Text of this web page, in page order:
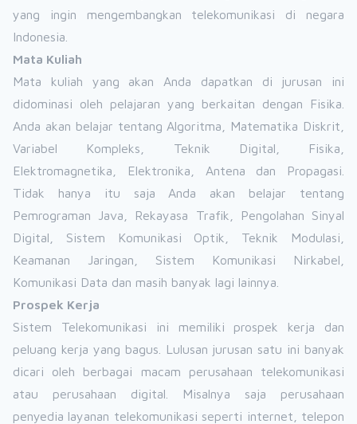
yang ingin mengembangkan telekomunikasi di negara
Indonesia.
Mata Kuliah
Mata kuliah yang akan Anda dapatkan di jurusan ini
didominasi oleh pelajaran yang berkaitan dengan Fisika.
Anda akan belajar tentang Algoritma, Matematika Diskrit,
Variabel Kompleks, Teknik Digital, Fisika,
Elektromagnetika, Elektronika, Antena dan Propagasi.
Tidak hanya itu saja Anda akan belajar tentang
Pemrograman Java, Rekayasa Trafik, Pengolahan Sinyal
Digital, Sistem Komunikasi Optik, Teknik Modulasi,
Keamanan Jaringan, Sistem Komunikasi Nirkabel,
Komunikasi Data dan masih banyak lagi lainnya.
Prospek Kerja
Sistem Telekomunikasi ini memiliki prospek kerja dan
peluang kerja yang bagus. Lulusan jurusan satu ini banyak
dicari oleh berbagai macam perusahaan telekomunikasi
atau perusahaan digital. Misalnya saja perusahaan
penyedia layanan telekomunikasi seperti internet, telepon